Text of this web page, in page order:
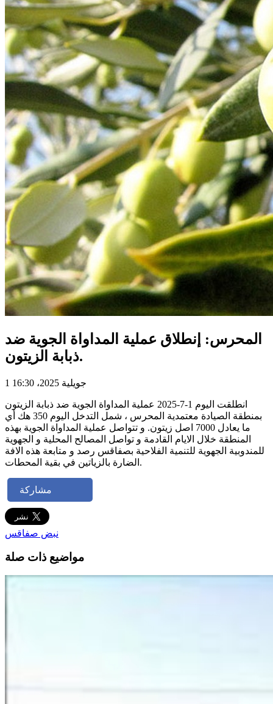
المحرس: إنطلاق عملية المداواة الجوية ضد
ذبابة الزيتون.
1 جويلية 2025، 16:30
انطلقت اليوم 1-7-2025 عملية المداواة الجوية ضد ذبابة الزيتون
بمنطقة الصيادة معتمدية المحرس ، شمل التدخل اليوم 350 هك أي
ما يعادل 7000 اصل زيتون. و تتواصل عملية المداواة الجوية بهذه
المنطقة خلال الايام القادمة و تواصل المصالح المحلية و الجهوية
للمندوبية الجهوية للتنمية الفلاحية بصفاقس رصد و متابعة هذه الافة
الضارة بالزياتين في بقية المحطات.
مشاركة
نبض صفاقس
مواضيع ذات صلة